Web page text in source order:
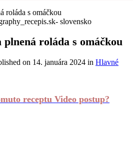
roláda s omáčkou
on 14. januára 2024 in Hlavné
receptu Video postup?